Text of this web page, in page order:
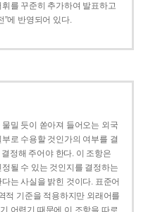
를 꾸준히 추가하여 발표하고
”에 반영되어 있다.
밀 듯이 쏟아져 들어오는 외국
로 수용할 것인가의 여부를 결
정해 주어야 한다. 이 조항은
될 수 있는 것인지를 결정하는
는 사실을 밝힌 것이다. 표준어
적 기준을 적용하지만 외래어를
어렵기 때문에 이 조항을 따로